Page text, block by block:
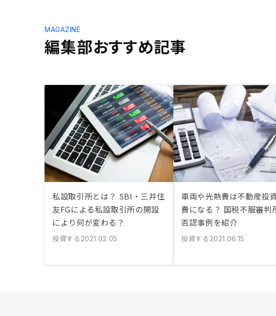
編集部おすすめ記事
MAGAZINE
私設取引所とは？ SBI・三井住
友FGによる私設取引所の開設
により何が変わる？
投資する 2021.02.05
車両や光熱費は不動産投
費になる？ 国税不服審判
否認事例を紹介
投資する 2021.06.15